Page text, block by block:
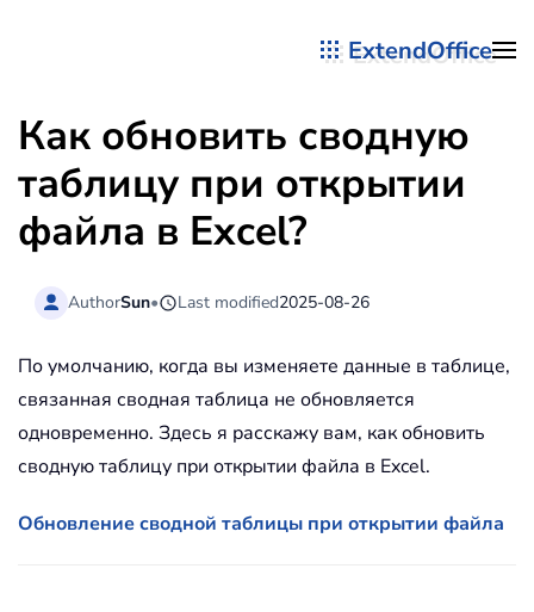
ExtendOffice
Как обновить сводную
таблицу при открытии
файла в Excel?
AuthorSun• Last modified2025-08-26
По умолчанию, когда вы изменяете данные в таблице,
связанная сводная таблица не обновляется
одновременно. Здесь я расскажу вам, как обновить
сводную таблицу при открытии файла в Excel.
Обновление сводной таблицы при открытии файла